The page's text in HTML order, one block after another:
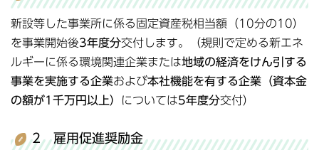
新設等した事業所に係る固定資産税相当額（10分の10）
を事業開始後3年度分交付します。（規則で定める新エネ
ルギーに係る環境関連企業または地域の経済をけん引する
事業を実施する企業および本社機能を有する企業（資本金
の額が1千万円以上）
については5年度分交付）
2 雇用促進奨励金